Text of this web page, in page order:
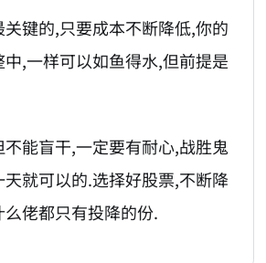
键的,只要成本不断降低,你的
,一样可以如鱼得水,但前提是
能盲干,一定要有耐心,战胜鬼
就可以的.选择好股票,不断降
佬都只有投降的份.